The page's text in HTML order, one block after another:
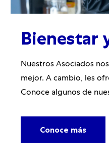
Bienestar
Nuestros Asociados
mejor. A cambio, les
Conoce algunos de
Conoce más